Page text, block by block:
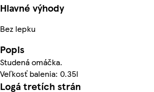
Hlavné výhody
Bez lepku
Popis
Studená omáčka.
Veľkosť balenia: 0.35l
Logá tretích strán